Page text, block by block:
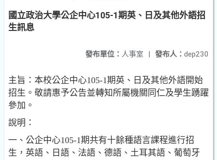
國立政治大學公企中心105-1期英、日及其他外語招
生訊息
發布人： dep230
發布單位： 人事室 |
主旨：本校公企中心105-1期英、日及其他外語開始
招生。敬請惠予公告並轉知所屬機關同仁及學生踴躍
參加。
說明：
一、公企中心105-1期共有十餘種語言課程進行招
生，英語、日語、法語、德語、土耳其語、葡萄牙